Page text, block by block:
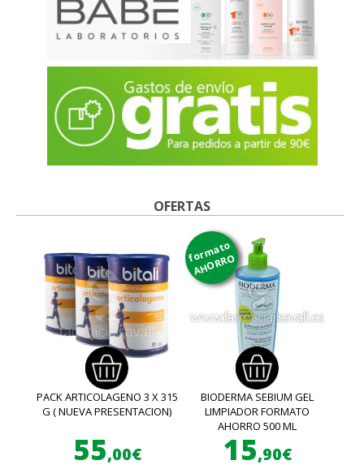
OFERTAS
PACK ARTICOLAGENO 3 X 315
G ( NUEVA PRESENTACION)
55,00€
formato
AHORRO
BIODERMA SEBIUM GEL
LIMPIADOR FORMATO
AHORRO 500 ML
15,90€